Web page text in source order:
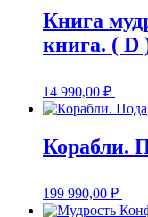
Книга
книга. ( D
14 990,00 ₽
Корабли.
199 990,00 ₽